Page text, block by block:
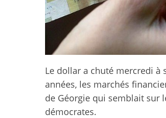
Le dollar a chuté mercredi à
années, les marchés
de Géorgie qui semblait sur
démocrates.